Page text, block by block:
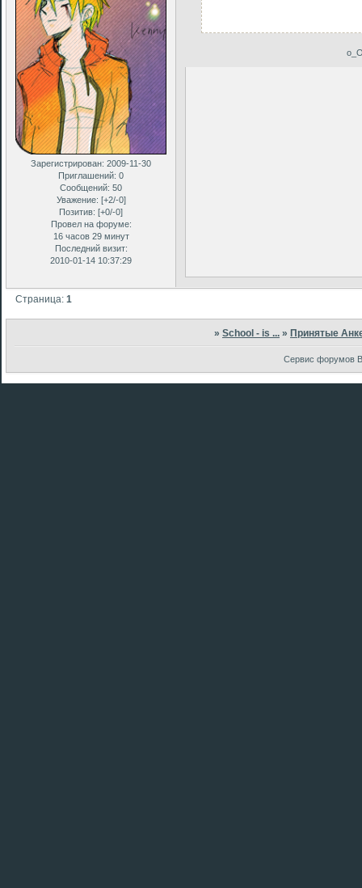
Зарегистрирован: 2009-11-30
Приглашений: 0
Сообщений: 50
Уважение: [+2/-0]
Позитив: [+0/-0]
Провел на форуме:
16 часов 29 минут
Последний визит:
2010-01-14 10:37:29
Страница:1
» School - is ... » Принятые
Сервис форумов